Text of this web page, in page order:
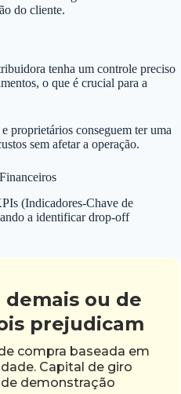
do cliente.
tenha um controle preciso
o que é crucial para a
proprietários conseguem ter uma
sem afetar a operação.
(Indicadores-Chave de
a identificar drop-off
demais ou de
prejudicam
compra baseada em
Capital de giro
demonstração